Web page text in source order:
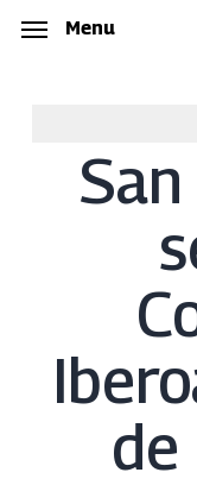
Skip
Menu
de
Menu